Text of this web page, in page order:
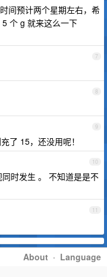
间预计两个星期左右，希
个 g 就来这么一下
7
8
9
了 15，还没用呢！
10
时发生 。 不知道是是不
11
About · Language